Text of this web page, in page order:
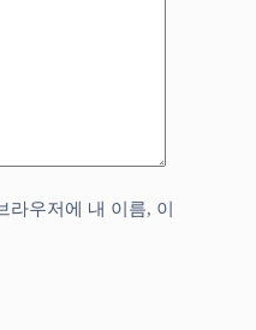
라우저에 내 이름, 이